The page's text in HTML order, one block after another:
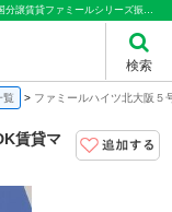
検索
ファミールハイツ北大阪５号棟 東三国の4LDK賃貸マンション！東三国分譲賃貸ファミールシリーズ振り分け4ＬＤＫシステムキッチン光ファイバー｜株式会社アイシティ住宅サービス
覧 ファミールハイツ北大阪５
賃貸マ